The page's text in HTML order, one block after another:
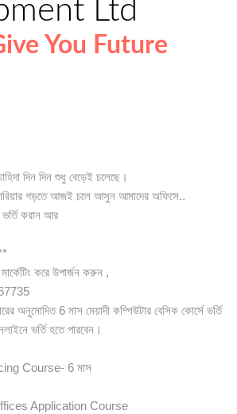
Ltd
You Future
দিন দিন শুধু বেড়েই চলেছে।
গড়তে আজই চলে আসুন আমাদের অফিসে..
ভর্তি করান আর
করে উপার্জন করুন ,
অনুমোদিত 6 মাস মেয়াদী কম্পিউটার বেসিক কোর্সে ভর্তি
ভর্তি হতে পারবেন।
Course- 6 মাস
Application Course